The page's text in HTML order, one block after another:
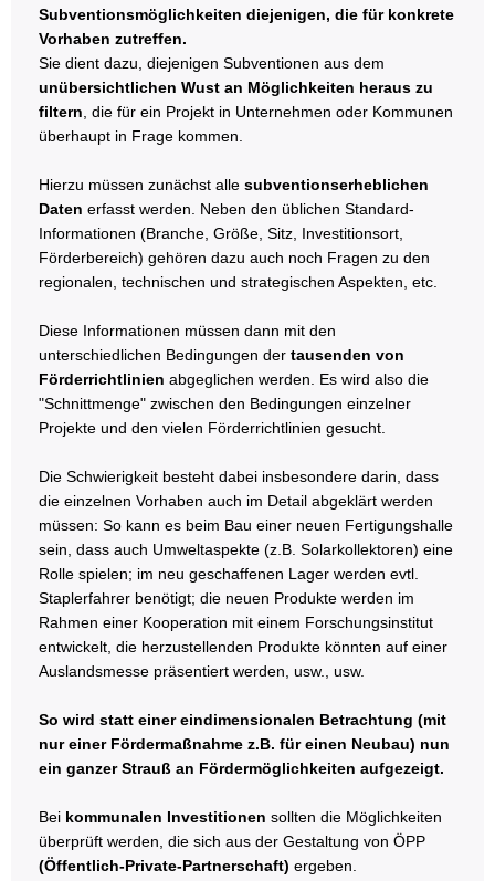
Subventionsmöglichkeiten diejenigen, die für konkrete
Vorhaben zutreffen.
Sie dient dazu, diejenigen Subventionen aus dem
unübersichtlichen Wust an Möglichkeiten heraus zu
filtern , die für ein Projekt in Unternehmen oder Kommunen
überhaupt in Frage kommen.
Hierzu müssen zunächst alle subventionserheblichen
Daten erfasst werden. Neben den üblichen Standard-
Informationen (Branche, Größe, Sitz, Investitionsort,
Förderbereich) gehören dazu auch noch Fragen zu den
regionalen, technischen und strategischen Aspekten, etc.
Diese Informationen müssen dann mit den
unterschiedlichen Bedingungen der tausenden von
Förderrichtlinien abgeglichen werden. Es wird also die
"Schnittmenge" zwischen den Bedingungen einzelner
Projekte und den vielen Förderrichtlinien gesucht.
Die Schwierigkeit besteht dabei insbesondere darin, dass
die einzelnen Vorhaben auch im Detail abgeklärt werden
müssen: So kann es beim Bau einer neuen Fertigungshalle
sein, dass auch Umweltaspekte (z.B. Solarkollektoren) eine
Rolle spielen; im neu geschaffenen Lager werden evtl.
Staplerfahrer benötigt; die neuen Produkte werden im
Rahmen einer Kooperation mit einem Forschungsinstitut
entwickelt, die herzustellenden Produkte könnten auf einer
Auslandsmesse präsentiert werden, usw., usw.
So wird statt einer eindimensionalen Betrachtung (mit
nur einer Fördermaßnahme z.B. für einen Neubau) nun
ein ganzer Strauß an Fördermöglichkeiten aufgezeigt.
Bei kommunalen Investitionen sollten die Möglichkeiten
überprüft werden, die sich aus der Gestaltung von ÖPP
(Öffentlich-Private-Partnerschaft) ergeben.